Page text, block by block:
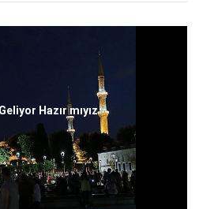
Hazır mıyız